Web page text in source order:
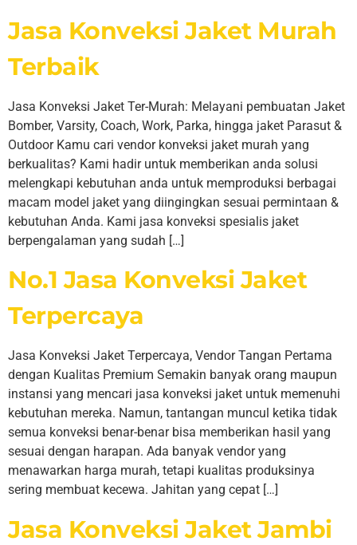
Jasa Konveksi Jaket Murah
Terbaik
Jasa Konveksi Jaket Ter-Murah: Melayani pembuatan Jaket
Bomber, Varsity, Coach, Work, Parka, hingga jaket Parasut &
Outdoor Kamu cari vendor konveksi jaket murah yang
berkualitas? Kami hadir untuk memberikan anda solusi
melengkapi kebutuhan anda untuk memproduksi berbagai
macam model jaket yang diingingkan sesuai permintaan &
kebutuhan Anda. Kami jasa konveksi spesialis jaket
berpengalaman yang sudah […]
No.1 Jasa Konveksi Jaket
Terpercaya
Jasa Konveksi Jaket Terpercaya, Vendor Tangan Pertama
dengan Kualitas Premium Semakin banyak orang maupun
instansi yang mencari jasa konveksi jaket untuk memenuhi
kebutuhan mereka. Namun, tantangan muncul ketika tidak
semua konveksi benar-benar bisa memberikan hasil yang
sesuai dengan harapan. Ada banyak vendor yang
menawarkan harga murah, tetapi kualitas produksinya
sering membuat kecewa. Jahitan yang cepat […]
Jasa Konveksi Jaket Jambi